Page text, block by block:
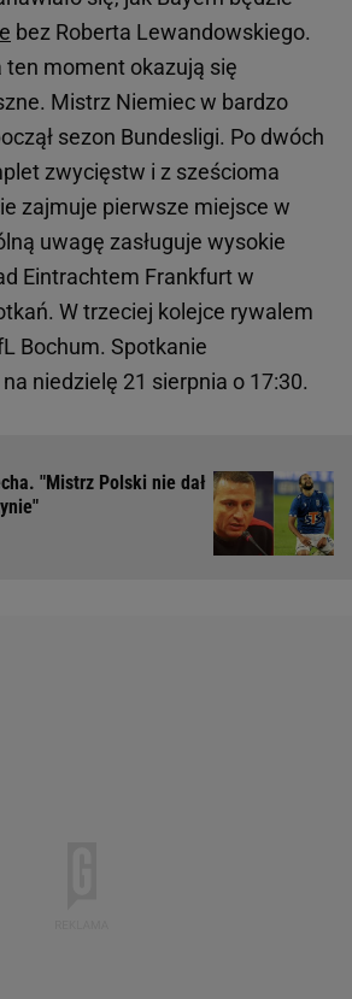
bez Roberta Lewandowskiego.
ten moment okazują się
Mistrz Niemiec w bardzo
sezon Bundesligi. Po dwóch
zwycięstw i z sześcioma
zajmuje pierwsze miejsce w
uwagę zasługuje wysokie
Eintrachtem Frankfurt w
W trzeciej kolejce rywalem
Bochum. Spotkanie
niedzielę 21 sierpnia o 17:30.
"Mistrz Polski nie dał